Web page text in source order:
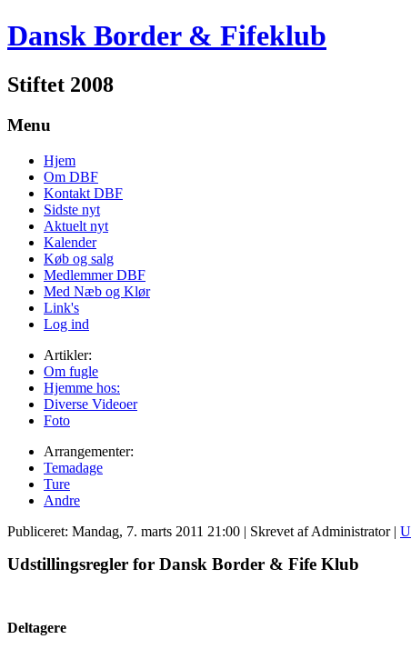
Dansk Border & Fifeklub
Stiftet 2008
Menu
Hjem
Om DBF
Kontakt DBF
Sidste nyt
Aktuelt nyt
Kalender
Køb og salg
Medlemmer DBF
Med Næb og Klør
Link's
Log ind
Artikler:
Om fugle
Hjemme hos:
Diverse Videoer
Foto
Arrangementer:
Temadage
Ture
Andre
Publiceret: Mandag, 7. marts 2011 21:00 | Skrevet af Administrator|
Udstillingsregler for Dansk Border & Fife Klub
Deltagere